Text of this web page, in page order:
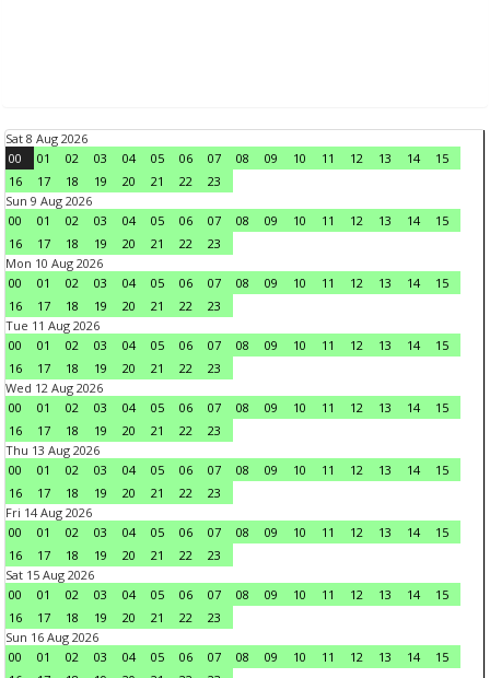
Sat 8 Aug 2026
00
01 02 03 04 05 06 07 08 09 10 11 12 13 14
15
16
17 18 19 20 21 22
23
Sun 9 Aug 2026
00
01 02 03 04 05 06 07 08 09 10 11 12 13 14
15
16
17 18 19 20 21 22
23
Mon 10 Aug 2026
00
01 02 03 04 05 06 07 08 09 10 11 12 13 14
15
16
17 18 19 20 21 22
23
Tue 11 Aug 2026
00
01 02 03 04 05 06 07 08 09 10 11 12 13 14
15
16
17 18 19 20 21 22
23
Wed 12 Aug 2026
00
01 02 03 04 05 06 07 08 09 10 11 12 13 14
15
16
17 18 19 20 21 22
23
Thu 13 Aug 2026
00
01 02 03 04 05 06 07 08 09 10 11 12 13 14
15
16
17 18 19 20 21 22
23
Fri 14 Aug 2026
00
01 02 03 04 05 06 07 08 09 10 11 12 13 14
15
16
17 18 19 20 21 22
23
Sat 15 Aug 2026
00
01 02 03 04 05 06 07 08 09 10 11 12 13 14
15
16
17 18 19 20 21 22
23
Sun 16 Aug 2026
00
01 02 03 04 05 06 07 08 09 10 11 12 13 14
15